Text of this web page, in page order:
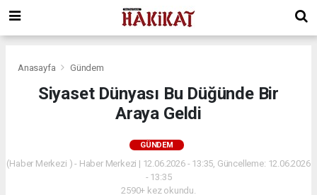
Anasayfa Gündem
Siyaset Dünyası Bu Düğünde Bir
Araya Geldi
GÜNDEM
(Haber Merkezi ) - Haber Merkezi | 12.06.2026 - 13:35, Güncelleme: 12.06.2026
- 13:35
2590+ kez okundu.